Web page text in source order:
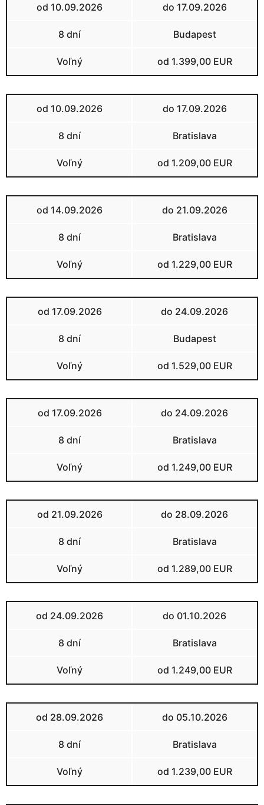
od 10.09.2026 do 17.09.2026
8 dní Budapest
Voľný od 1.399,00 EUR
od 10.09.2026 do 17.09.2026
8 dní Bratislava
Voľný od 1.209,00 EUR
od 14.09.2026 do 21.09.2026
8 dní Bratislava
Voľný od 1.229,00 EUR
od 17.09.2026 do 24.09.2026
8 dní Budapest
Voľný od 1.529,00 EUR
od 17.09.2026 do 24.09.2026
8 dní Bratislava
Voľný od 1.249,00 EUR
od 21.09.2026 do 28.09.2026
8 dní Bratislava
Voľný od 1.289,00 EUR
od 24.09.2026 do 01.10.2026
8 dní Bratislava
Voľný od 1.249,00 EUR
od 28.09.2026 do 05.10.2026
8 dní Bratislava
Voľný od 1.239,00 EUR